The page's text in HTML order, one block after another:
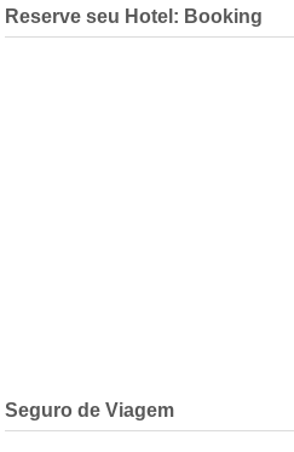
Reserve seu Hotel: Booking
Seguro de Viagem